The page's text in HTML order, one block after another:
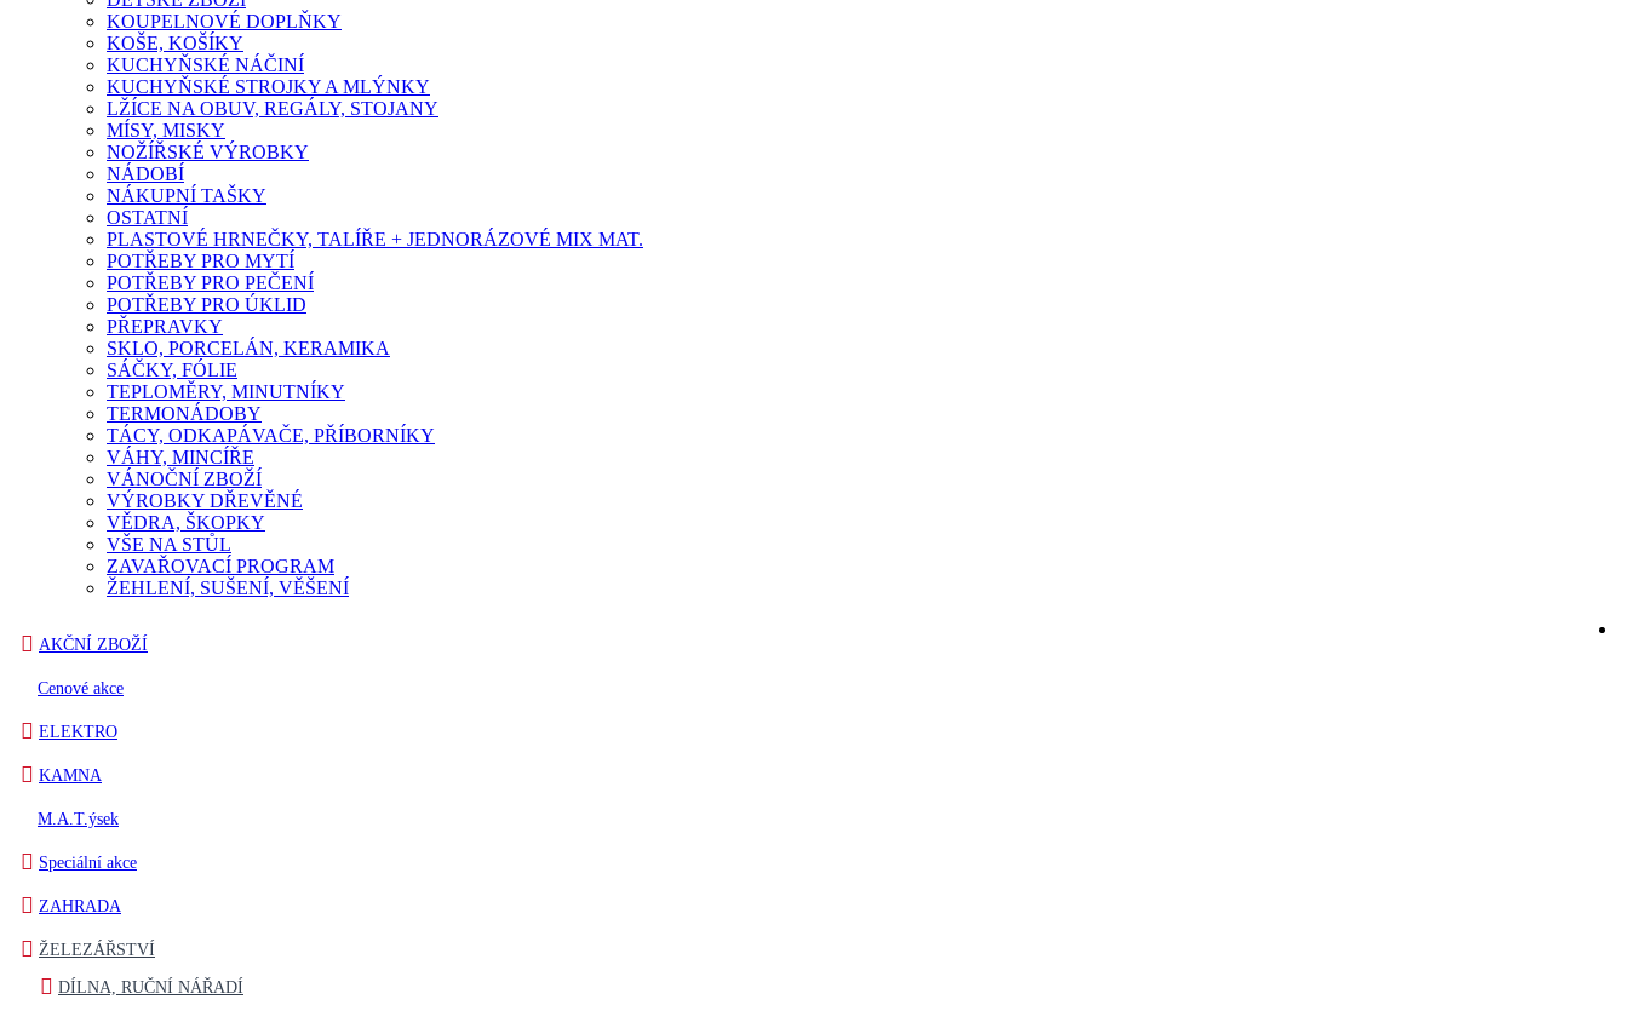
KOUPELNOVÉ DOPLŇKY
KOŠE, KOŠÍKY
KUCHYŇSKÉ NÁČINÍ
KUCHYŇSKÉ STROJKY A MLÝNKY
LŽÍCE NA OBUV, REGÁLY, STOJANY
MÍSY, MISKY
NOŽÍŘSKÉ VÝROBKY
NÁDOBÍ
NÁKUPNÍ TAŠKY
OSTATNÍ
PLASTOVÉ HRNEČKY, TALÍŘE + JEDNORÁZOVÉ MIX MAT.
POTŘEBY PRO MYTÍ
POTŘEBY PRO PEČENÍ
POTŘEBY PRO ÚKLID
PŘEPRAVKY
SKLO, PORCELÁN, KERAMIKA
SÁČKY, FÓLIE
TEPLOMĚRY, MINUTNÍKY
TERMONÁDOBY
TÁCY, ODKAPÁVAČE, PŘÍBORNÍKY
VÁHY, MINCÍŘE
VÁNOČNÍ ZBOŽÍ
VÝROBKY DŘEVĚNÉ
VĚDRA, ŠKOPKY
VŠE NA STŮL
ZAVAŘOVACÍ PROGRAM
ŽEHLENÍ, SUŠENÍ, VĚŠENÍ
AKČNÍ ZBOŽÍ
Cenové akce
ELEKTRO
KAMNA
M.A.T.ýsek
Speciální akce
ZAHRADA
ŽELEZÁŘSTVÍ
DÍLNA, RUČNÍ NÁŘADÍ